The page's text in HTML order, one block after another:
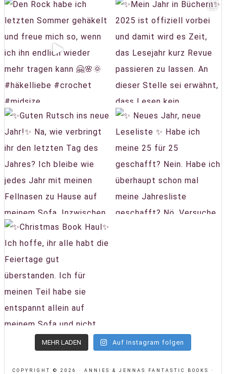
MEHR LADEN Auf Instagram folgen
COPYRIGHT © 2026 · ANNIES & JENNAS FANTASTIC BOOKS ·